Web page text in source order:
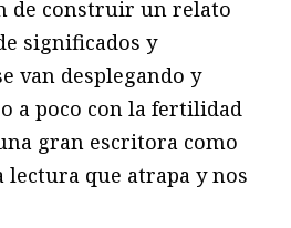
de construir un relato
significados y
van desplegando y
a poco con la fertilidad
gran escritora como
que atrapa y nos